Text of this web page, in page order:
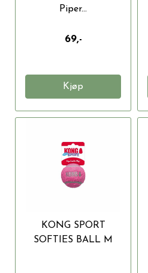
Piper...
69,-
Kjøp
KONG SPORT
SOFTIES BALL M